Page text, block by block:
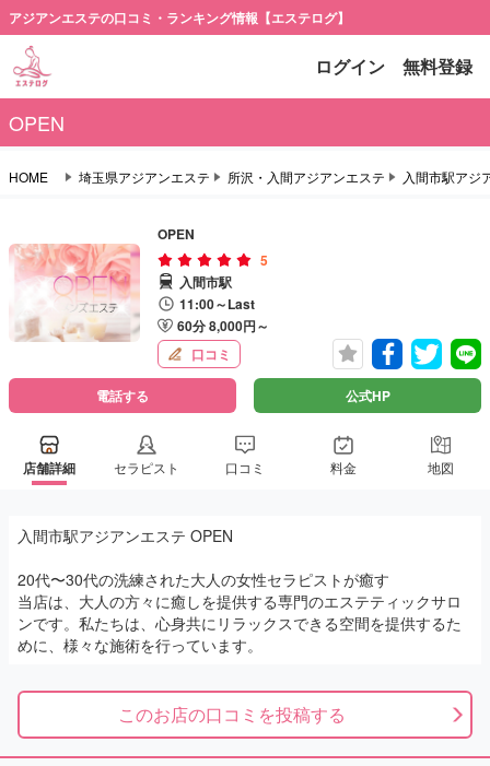
アジアンエステの口コミ・ランキング情報【エステログ】
ログイン 無料登録
OPEN
HOME 埼玉県アジアンエステ 所沢・入間アジアンエステ 入間市駅アジ
OPEN
5
入間市駅
11:00～Last
60分 8,000円～
口コミ
電話する 公式HP
店舗詳細 セラピスト 口コミ 料金 地図
入間市駅アジアンエステ OPEN
20代〜30代の洗練された大人の女性セラピストが癒す
当店は、大人の方々に癒しを提供する専門のエステティックサロ
ンです。私たちは、心身共にリラックスできる空間を提供するた
めに、様々な施術を行っています。
このお店の口コミを投稿する